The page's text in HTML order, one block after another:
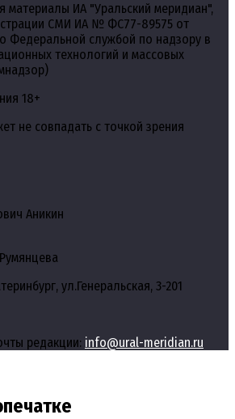
материалы ИА "Уральский меридиан",
СМИ ИА № ФС77-89575 от
Федеральной службой по надзору в
технологий и массовых
18+
не совпадать с точкой зрения
Аникин
ул.Генеральская, 3-201
редакции: info@ural-meridian.ru